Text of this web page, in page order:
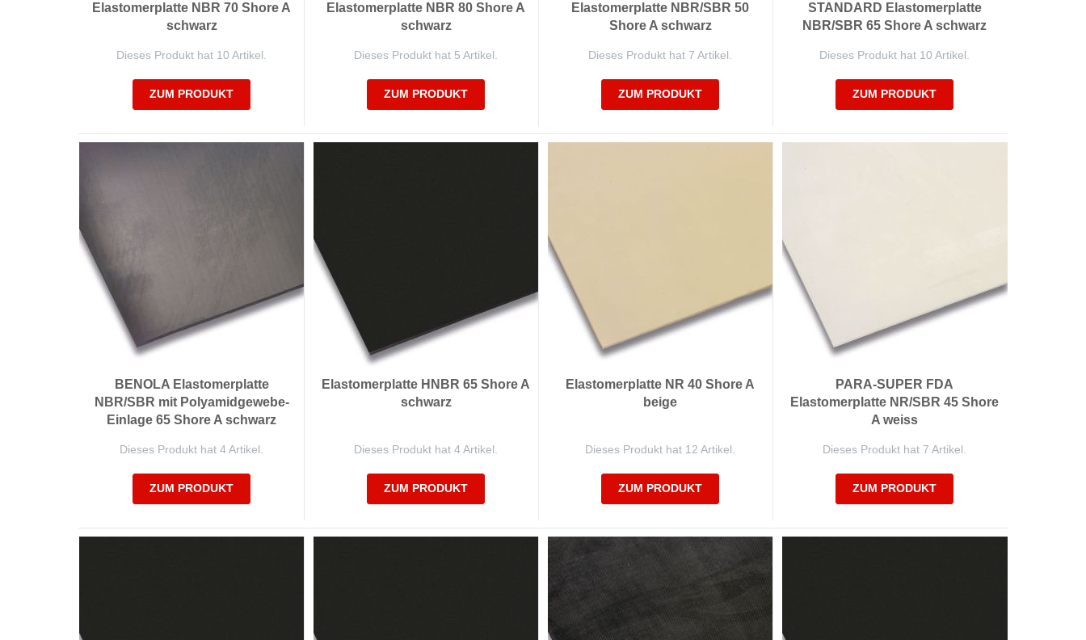
Elastomerplatte NBR 70 Shore A
schwarz
Dieses Produkt hat 10 Artikel.
ZUM PRODUKT
Elastomerplatte NBR 80 Shore A
schwarz
Dieses Produkt hat 5 Artikel.
ZUM PRODUKT
Elastomerplatte NBR/SBR 50
Shore A schwarz
Dieses Produkt hat 7 Artikel.
ZUM PRODUKT
STANDARD Elastomerplatte
NBR/SBR 65 Shore A schwarz
Dieses Produkt hat 10 Artikel.
ZUM PRODUKT
BENOLA Elastomerplatte
NBR/SBR mit Polyamidgewebe-
Einlage 65 Shore A schwarz
Dieses Produkt hat 4 Artikel.
ZUM PRODUKT
Elastomerplatte HNBR 65 Shore A
schwarz
Dieses Produkt hat 4 Artikel.
ZUM PRODUKT
Elastomerplatte NR 40 Shore A
beige
Dieses Produkt hat 12 Artikel.
ZUM PRODUKT
PARA-SUPER FDA
Elastomerplatte NR/SBR 45 Shore
A weiss
Dieses Produkt hat 7 Artikel.
ZUM PRODUKT